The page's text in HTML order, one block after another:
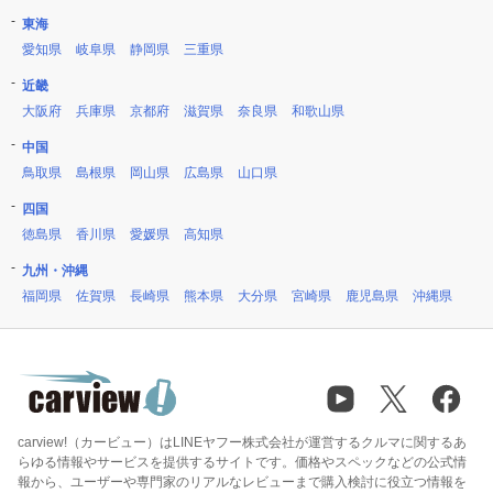
東海
愛知県
岐阜県 静岡県 三重県
近畿
大阪府
兵庫県 京都府 滋賀県 奈良県 和歌山県
中国
鳥取県
島根県 岡山県 広島県 山口県
四国
徳島県
香川県 愛媛県 高知県
九州・沖縄
福岡県
佐賀県 長崎県 熊本県 大分県 宮崎県 鹿児島県 沖縄県
carview!（カービュー）はLINEヤフー株式会社が運営するクルマに関するあ
らゆる情報やサービスを提供するサイトです。価格やスペックなどの公式情
報から、ユーザーや専門家のリアルなレビューまで購入検討に役立つ情報を